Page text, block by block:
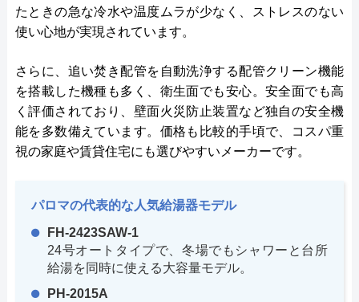
たときの急な冷水や温度ムラが少なく、ストレスのない
使い心地が実現されています。
さらに、追い焚き配管を自動洗浄する配管クリーン機能
を搭載した機種も多く、衛生面でも安心。安全面でも高
く評価されており、壁面火災防止装置など独自の安全機
能を多数備えています。価格も比較的手頃で、コスパ重
視の家庭や賃貸住宅にも選びやすいメーカーです。
パロマの代表的な人気給湯器モデル
FH-2423SAW-1
24号オートタイプで、冬場でもシャワーと台所
給湯を同時に使える大容量モデル。
PH-2015A